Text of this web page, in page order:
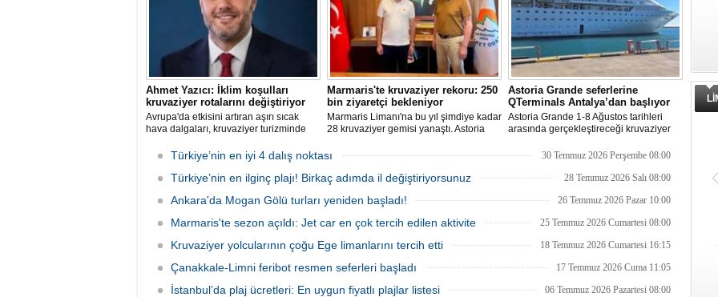
Ahmet Yazıcı: İklim koşulları
kruvaziyer rotalarını değiştiriyor
Avrupa'da etkisini artıran aşırı sıcak
hava dalgaları, kruvaziyer turizminde
Norveç Fiyortları, İzlanda ve Kuzey
Avrupa rotalarına ilgi artarken, deneyim
odaklı seyahat anlayışı sektörün yeni
Marmaris'te kruvaziyer rekoru: 250
bin ziyaretçi bekleniyor
Marmaris Limanı'na bu yıl şimdiye kadar
28 kruvaziyer gemisi yanaştı. Astoria
sefer eklemesiyle birlikte sezon
hedefleniyor.
Astoria Grande seferlerine
QTerminals Antalya’dan başlıyor
Astoria Grande 1-8 Ağustos tarihleri
arasında gerçekleştireceği kruvaziyer
başlayacak. Şirket rotayı Rus denizcilik
kesiminde seyrüsefer güvenliğine ilişkin
Türkiye’nin en iyi 4 dalış noktası 30 Temmuz 2026 Perşembe 08:00
Türkiye’nin en ilginç plajı! Birkaç adımda il değiştiriyorsunuz 28 Temmuz 2026 Salı 08:00
Ankara'da Mogan Gölü turları yeniden başladı! 26 Temmuz 2026 Pazar 10:00
Marmaris'te sezon açıldı: Jet car en çok tercih edilen aktivite 25 Temmuz 2026 Cumartesi 08:00
Kruvaziyer yolcularının çoğu Ege limanlarını tercih etti 18 Temmuz 2026 Cumartesi 16:15
Çanakkale-Limni feribot resmen seferleri başladı 17 Temmuz 2026 Cuma 11:05
İstanbul’da plaj ücretleri: En uygun fiyatlı plajlar listesi 06 Temmuz 2026 Pazartesi 08:00